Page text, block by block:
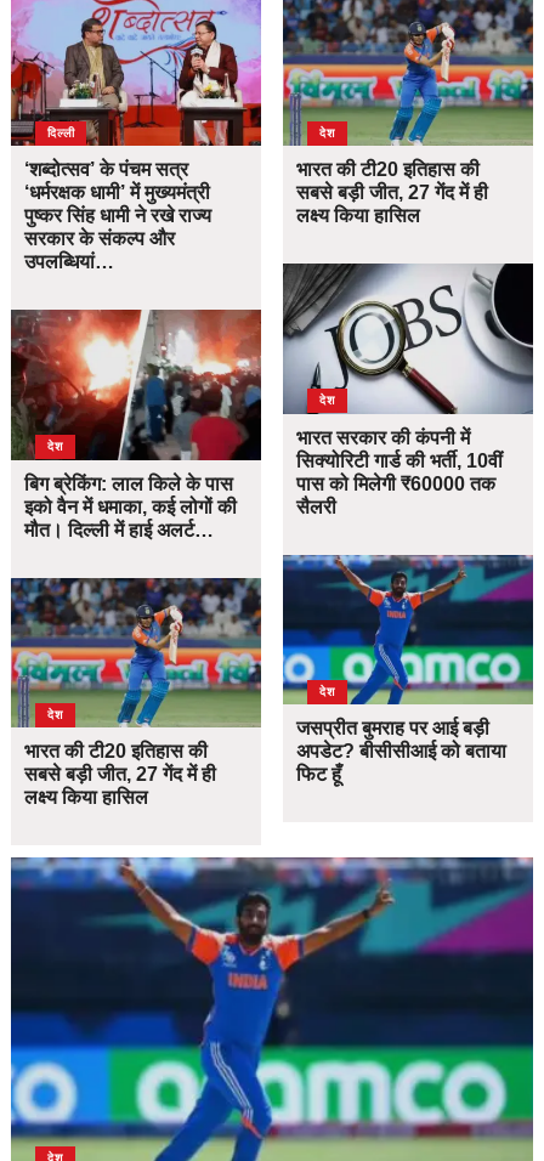
दिल्ली
‘शब्दोत्सव’ के पंचम सत्र
‘धर्मरक्षक धामी’ में मुख्यमंत्री
पुष्कर सिंह धामी ने रखे राज्य
सरकार के संकल्प और
उपलब्धियां…
देश
बिग ब्रेकिंग: लाल किले के पास
इको वैन में धमाका, कई लोगों की
मौत। दिल्ली में हाई अलर्ट…
देश
भारत की टी20 इतिहास की
सबसे बड़ी जीत, 27 गेंद में ही
लक्ष्य किया हासिल
देश
भारत की टी20 इतिहास की
सबसे बड़ी जीत, 27 गेंद में ही
लक्ष्य किया हासिल
देश
भारत सरकार की कंपनी में
सिक्योरिटी गार्ड की भर्ती, 10वीं
पास को मिलेगी ₹60000 तक
सैलरी
देश
जसप्रीत बुमराह पर आई बड़ी
अपडेट? बीसीसीआई को बताया
फिट हूँ
देश